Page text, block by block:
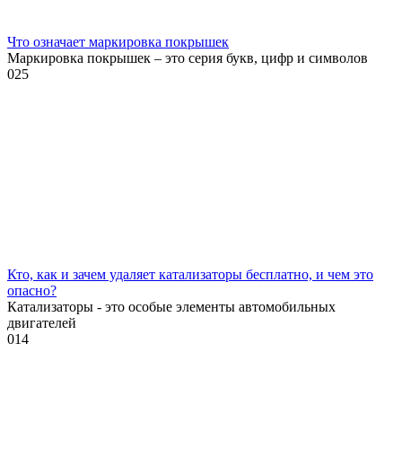
Что означает маркировка покрышек
Маркировка покрышек – это серия букв, цифр и символов
025
Кто, как и зачем удаляет катализаторы бесплатно, и чем это
опасно?
Катализаторы - это особые элементы автомобильных
двигателей
014